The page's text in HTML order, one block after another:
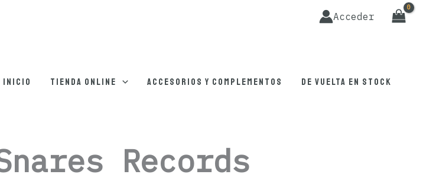
Acceder
Inicio Tienda online Accesorios y complementos De vuelta en stock
Records